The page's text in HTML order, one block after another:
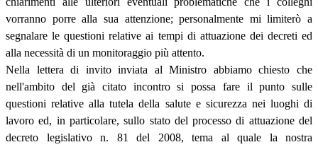
vorranno porre alla sua attenzione; personalmente mi limiterò a
segnalare le questioni relative ai tempi di attuazione dei decreti ed
alla necessità di un monitoraggio più attento.
Nella lettera di invito inviata al Ministro abbiamo chiesto che
nell'ambito del già citato incontro si possa fare il punto sulle
questioni relative alla tutela della salute e sicurezza nei luoghi di
lavoro ed, in particolare, sullo stato del processo di attuazione del
decreto legislativo n. 81 del 2008, tema al quale la nostra